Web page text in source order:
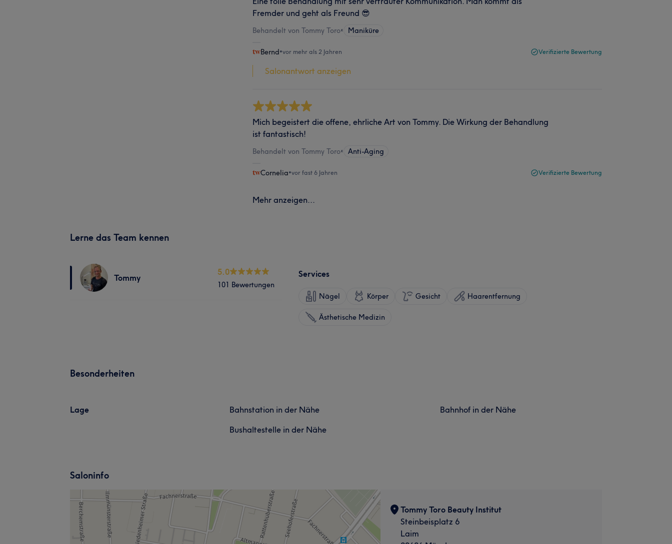
Fremder und geht als Freund 😎
Behandelt von Tommy Toro• Maniküre
Bernd•vor mehr als 2 Jahren Verifizierte Bewertung
Salonantwort anzeigen
Mich begeistert die offene, ehrliche Art von Tommy. Die Wirkung der Behandlung
ist fantastisch!
Behandelt von Tommy Toro• Anti-Aging
Cornelia•vor fast 6 Jahren Verifizierte Bewertung
Mehr anzeigen...
Lerne das Team kennen
Tommy
5.0
101 Bewertungen
Services
Nägel Körper Gesicht Haarentfernung
Ästhetische Medizin
Besonderheiten
Lage
Bahnstation in der Nähe
Bushaltestelle in der Nähe
Bahnhof in der Nähe
Saloninfo
Tommy Toro Beauty Institut
Steinbeisplatz 6
Laim